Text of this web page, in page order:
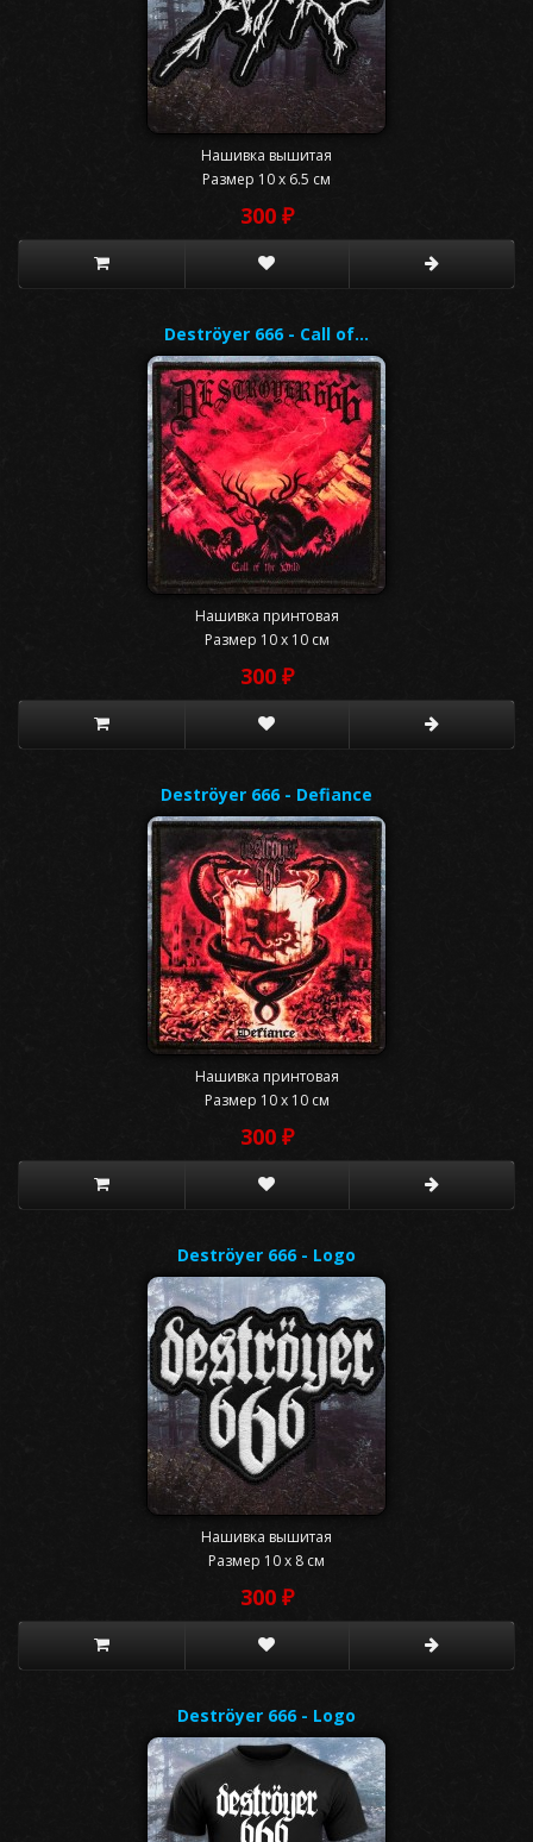
Нашивка вышитая
Размер 10 x 6.5 см
300 ₽
Deströyer 666 - Call of…
Нашивка принтовая
Размер 10 x 10 см
300 ₽
Deströyer 666 - Defiance
Нашивка принтовая
Размер 10 x 10 см
300 ₽
Deströyer 666 - Logo
Нашивка вышитая
Размер 10 x 8 см
300 ₽
Deströyer 666 - Logo